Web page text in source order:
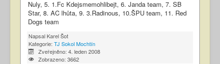
Nuly, 5. 1.Fc Kdejsmemohlibejt, 6. Janda team, 7. SB
Star, 8. AC lhůta, 9. 3.Radinous, 10.ŠPU team, 11. Red
Dogs team
Napsal Karel Šot
Kategorie: TJ Sokol Mochtín
Zveřejněno: 4. leden 2008
Zobrazeno: 3662